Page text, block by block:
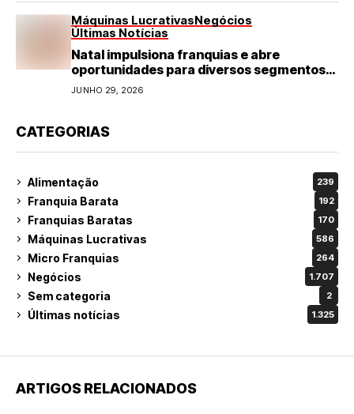
Máquinas LucrativasNegócios
Últimas Notícias
Natal impulsiona franquias e abre
oportunidades para diversos segmentos
do varejo
JUNHO 29, 2026
CATEGORIAS
Alimentação 239
Franquia Barata 192
Franquias Baratas 170
Máquinas Lucrativas 586
Micro Franquias 264
Negócios 1.707
Sem categoria 2
Últimas notícias 1.325
ARTIGOS RELACIONADOS